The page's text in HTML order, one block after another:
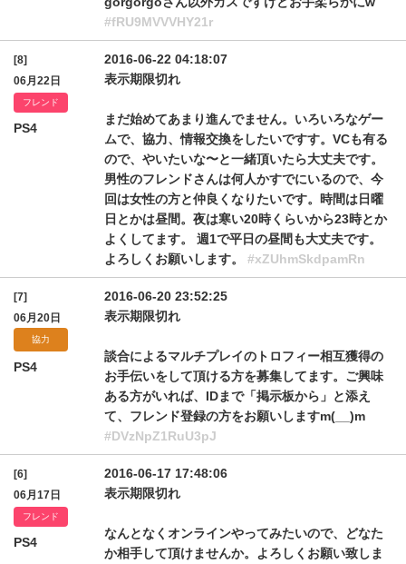
#fRU9MVVVHY21r
[8]
06月22日
フレンド
PS4
2016-06-22 04:18:07
表示期限切れ
まだ始めてあまり進んでません。いろいろなゲー
ムで、協力、情報交換をしたいですす。VCも有る
ので、やいたいな〜と一緒頂いたら大丈夫です。
男性のフレンドさんは何人かすでにいるので、今
回は女性の方と仲良くなりたいです。時間は日曜
日とかは昼間。夜は寒い20時くらいから23時とか
よくしてます。 週1で平日の昼間も大丈夫です。
よろしくお願いします。 #xZUhmSkdpamRn
[7]
06月20日
協力
PS4
2016-06-20 23:52:25
表示期限切れ
談合によるマルチプレイのトロフィー相互獲得の
お手伝いをして頂ける方を募集してます。ご興味
ある方がいれば、IDまで「掲示板から」と添え
て、フレンド登録の方をお願いしますm(__)m
#DVzNpZ1RuU3pJ
[6]
06月17日
フレンド
PS4
2016-06-17 17:48:06
表示期限切れ
なんとなくオンラインやってみたいので、どなた
か相手して頂けませんか。よろしくお願い致しま